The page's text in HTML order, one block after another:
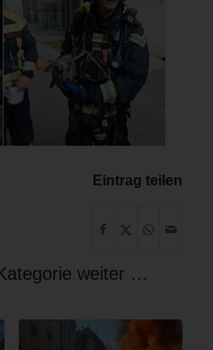
Eintrag teilen
weiter …